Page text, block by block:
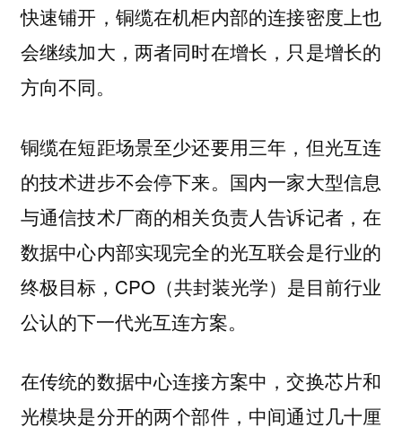
快速铺开，铜缆在机柜内部的连接密度上也
会继续加大，两者同时在增长，只是增长的
方向不同。
铜缆在短距场景至少还要用三年，但光互连
的技术进步不会停下来。国内一家大型信息
与通信技术厂商的相关负责人告诉记者，在
数据中心内部实现完全的光互联会是行业的
终极目标，CPO（共封装光学）是目前行业
公认的下一代光互连方案。
在传统的数据中心连接方案中，交换芯片和
光模块是分开的两个部件，中间通过几十厘